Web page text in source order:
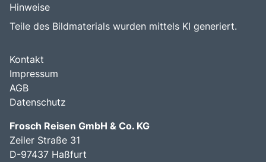
Hinweise
Teile des Bildmaterials wurden mittels KI generiert.
Kontakt
Impressum
AGB
Datenschutz
Frosch Reisen GmbH & Co. KG
Zeiler Straße 31
D-97437 Haßfurt